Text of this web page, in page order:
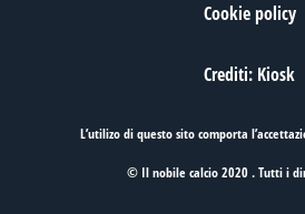
Cookie policy
Crediti: Kiosk
L’utilizo di questo sito comporta
© Il nobile calcio 2020 . Tutti i